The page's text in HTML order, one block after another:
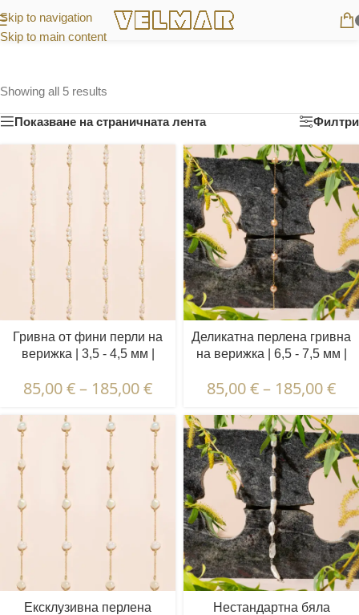
Skip to navigation
Skip to main content
Showing all 5 results
Показване на страничната лента Филтри
Гривна от фини перли на
верижка | 3,5 - 4,5 мм |
85,00€– 185,00€
Деликатна перлена гривна
на верижка | 6,5 - 7,5 мм |
85,00€– 185,00€
Ексклузивна перлена
Нестандартна бяла